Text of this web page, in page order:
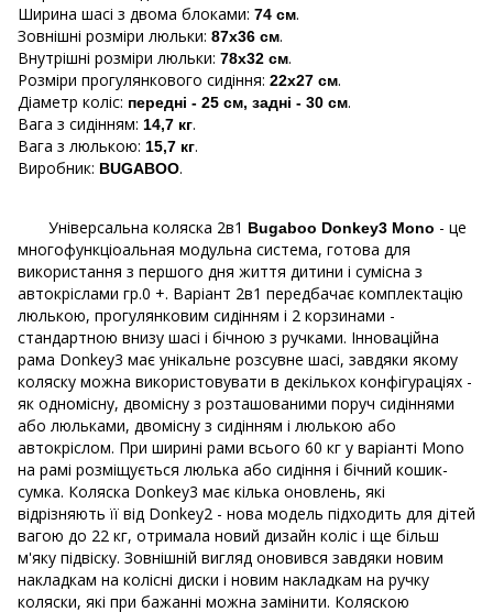
Ширина шасі з двома блоками: 74 см.
Зовнішні розміри люльки: 87х36 см.
Внутрішні розміри люльки: 78х32 см.
Розміри прогулянкового сидіння: 22х27 см.
Діаметр коліс: передні - 25 см, задні - 30 см.
Вага з сидінням: 14,7 кг.
Вага з люлькою: 15,7 кг.
Виробник: BUGABOO.
Універсальна коляска 2в1 Bugaboo Donkey3 Mono - це
многофункціоальная модульна система, готова для
використання з першого дня життя дитини і сумісна з
автокріслами гр.0 +. Варіант 2в1 передбачає комплектацію
люлькою, прогулянковим сидінням і 2 корзинами -
стандартною внизу шасі і бічною з ручками. Інноваційна
рама Donkey3 має унікальне розсувне шасі, завдяки якому
коляску можна використовувати в декількох конфігураціях -
як одномісну, двомісну з розташованими поруч сидіннями
або люльками, двомісну з сидінням і люлькою або
автокріслом. При ширині рами всього 60 кг у варіанті Mono
на рамі розміщується люлька або сидіння і бічний кошик-
сумка. Коляска Donkey3 має кілька оновлень, які
відрізняють її від Donkey2 - нова модель підходить для дітей
вагою до 22 кг, отримала новий дизайн коліс і ще більш
м'яку підвіску. Зовнішній вигляд оновився завдяки новим
накладкам на колісні диски і новим накладкам на ручку
коляски, які при бажанні можна замінити. Коляскою